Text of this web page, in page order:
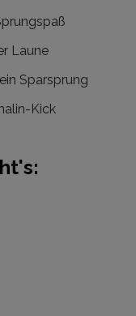
Laune
Sparsprung
Kick